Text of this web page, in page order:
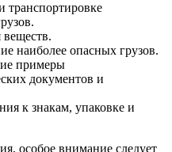
транспортировке
наиболее опасных грузов.
примеры
документов и
к знакам, упаковке и
особое внимание следует